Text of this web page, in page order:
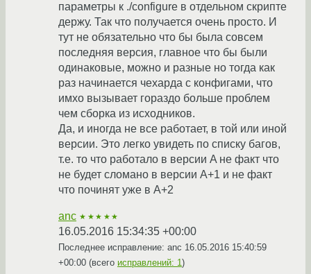
параметры к ./configure в отдельном скрипте
держу. Так что получается очень просто. И
тут не обязательно что бы была совсем
последняя версия, главное что бы были
одинаковые, можно и разные но тогда как
раз начинается чехарда с конфигами, что
имхо вызывает гораздо больше проблем
чем сборка из исходников.
Да, и иногда не все работает, в той или иной
версии. Это легко увидеть по списку багов,
т.е. то что работало в версии A не факт что
не будет сломано в версии A+1 и не факт
что починят уже в A+2
anc ★★★★★
16.05.2016 15:34:35 +00:00
Последнее исправление: anc 16.05.2016 15:40:59
+00:00 (всего исправлений: 1)